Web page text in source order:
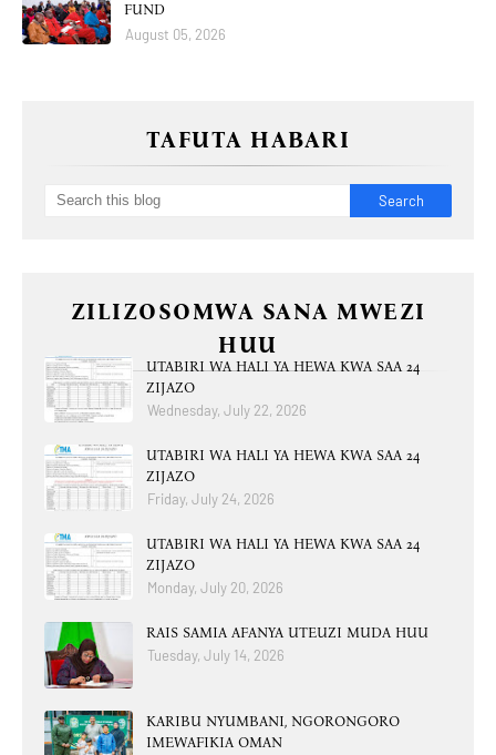
FUND
August 05, 2026
TAFUTA HABARI
ZILIZOSOMWA SANA MWEZI
HUU
UTABIRI WA HALI YA HEWA KWA SAA 24
ZIJAZO
Wednesday, July 22, 2026
UTABIRI WA HALI YA HEWA KWA SAA 24
ZIJAZO
Friday, July 24, 2026
UTABIRI WA HALI YA HEWA KWA SAA 24
ZIJAZO
Monday, July 20, 2026
RAIS SAMIA AFANYA UTEUZI MUDA HUU
Tuesday, July 14, 2026
KARIBU NYUMBANI, NGORONGORO
IMEWAFIKIA OMAN